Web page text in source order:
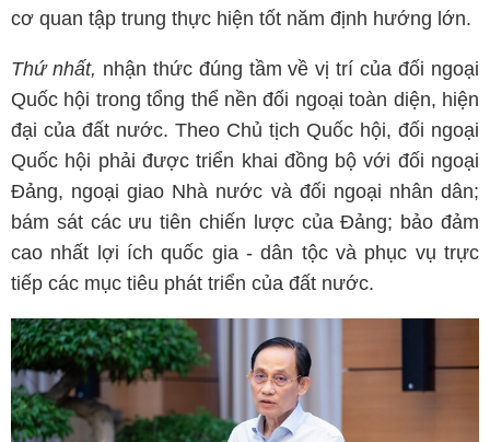
cơ quan tập trung thực hiện tốt năm định hướng lớn.
Thứ nhất, nhận thức đúng tầm về vị trí của đối ngoại
Quốc hội trong tổng thể nền đối ngoại toàn diện, hiện
đại của đất nước. Theo Chủ tịch Quốc hội, đối ngoại
Quốc hội phải được triển khai đồng bộ với đối ngoại
Đảng, ngoại giao Nhà nước và đối ngoại nhân dân;
bám sát các ưu tiên chiến lược của Đảng; bảo đảm
cao nhất lợi ích quốc gia - dân tộc và phục vụ trực
tiếp các mục tiêu phát triển của đất nước.